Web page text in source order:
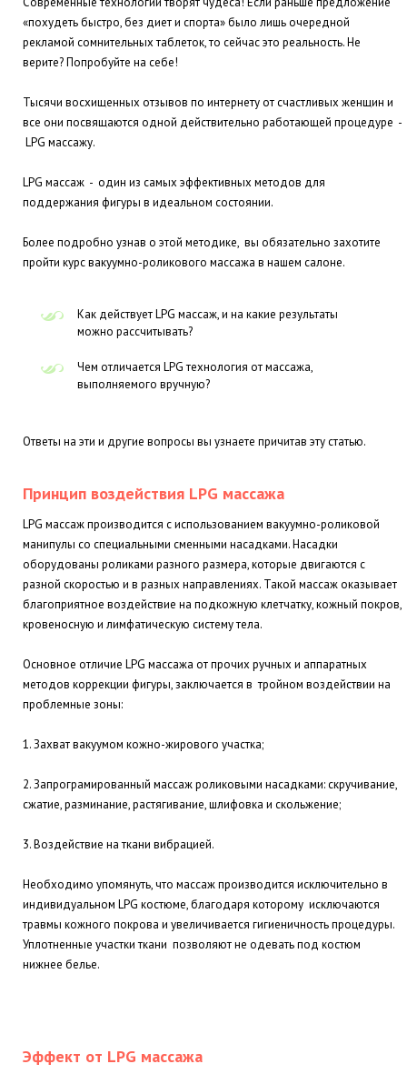
«похудеть быстро, без диет и спорта» было лишь очередной
рекламой сомнительных таблеток, то сейчас это реальность. Не
верите? Попробуйте на себе!
Тысячи восхищенных отзывов по интернету от счастливых женщин и
все они посвящаются одной действительно работающей процедуре -
LPG массажу.
LPG массаж - один из самых эффективных методов для
поддержания фигуры в идеальном состоянии.
Более подробно узнав о этой методике, вы обязательно захотите
пройти курс вакуумно-роликового массажа в нашем салоне.
Как действует LPG массаж, и на какие результаты
можно рассчитывать?
Чем отличается LPG технология от массажа,
выполняемого вручную?
Ответы на эти и другие вопросы вы узнаете причитав эту статью.
Принцип воздействия LPG массажа
LPG массаж производится с использованием вакуумно-роликовой
манипулы со специальными сменными насадками. Насадки
оборудованы роликами разного размера, которые двигаются с
разной скоростью и в разных направлениях. Такой массаж оказывает
благоприятное воздействие на подкожную клетчатку, кожный покров,
кровеносную и лимфатическую систему тела.
Основное отличие LPG массажа от прочих ручных и аппаратных
методов коррекции фигуры, заключается в тройном воздействии на
проблемные зоны:
1. Захват вакуумом кожно-жирового участка;
2. Запрограмированный массаж роликовыми насадками: скручивание,
сжатие, разминание, растягивание, шлифовка и скольжение;
3. Воздействие на ткани вибрацией.
Необходимо упомянуть, что массаж производится исключительно в
индивидуальном LPG костюме, благодаря которому исключаются
травмы кожного покрова и увеличивается гигиеничность процедуры.
Уплотненные участки ткани позволяют не одевать под костюм
нижнее белье.
Эффект от LPG массажа